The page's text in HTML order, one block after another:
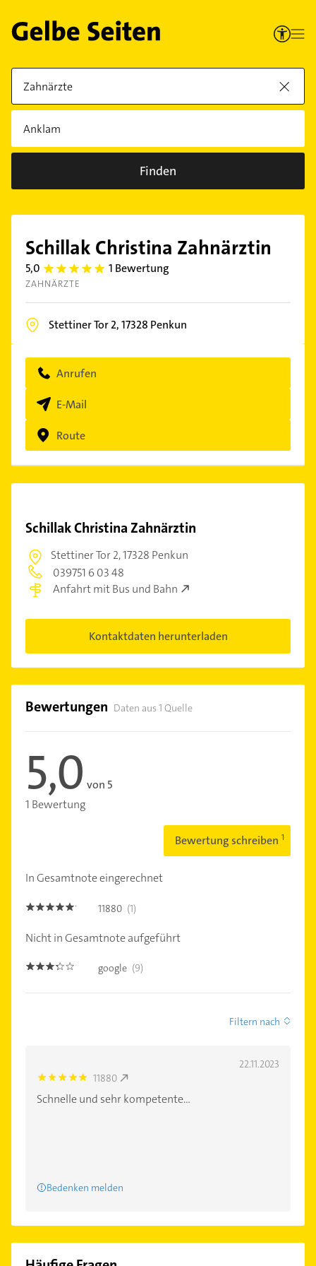
Finden
Schillak Christina Zahnärztin
5,0 5.0 1 Bewertung
ZAHNÄRZTE
Stettiner Tor 2,17328 Penkun
Anrufen
E-Mail
Route
Schillak Christina Zahnärztin
Stettiner Tor 2,17328 Penkun
039751 6 03 48
Anfahrt mit Bus und Bahn
Kontaktdaten herunterladen
Bewertungen Daten aus 1 Quelle
5,0 von 5
1 Bewertung
Bewertung schreiben
In Gesamtnote eingerechnet
5.0 11880 (1)
Nicht in Gesamtnote aufgeführt
3.2 google (9)
Filtern nach
22.11.2023
5.0 11880
Schnelle und sehr kompetente...
Bedenken melden